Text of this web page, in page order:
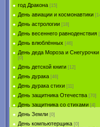
год Дракона [15]
День авиации и космонавтики
День астрологии [18]
День весеннего равноденствия
День влюблённых [46]
День деда Мороза и Снегурочки
[0]
День детской книги [12]
День дурака [46]
День дурака стихи [11]
День защитника Отечества [70]
День защитника со стихами [4]
День Земли [0]
День компьютерщика [0]